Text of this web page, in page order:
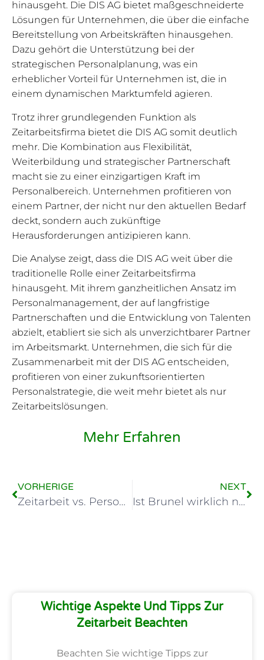
hinausgeht. Die DIS AG bietet maßgeschneiderte
Lösungen für Unternehmen, die über die einfache
Bereitstellung von Arbeitskräften hinausgehen.
Dazu gehört die Unterstützung bei der
strategischen Personalplanung, was ein
erheblicher Vorteil für Unternehmen ist, die in
einem dynamischen Marktumfeld agieren.
Trotz ihrer grundlegenden Funktion als
Zeitarbeitsfirma bietet die DIS AG somit deutlich
mehr. Die Kombination aus Flexibilität,
Weiterbildung und strategischer Partnerschaft
macht sie zu einer einzigartigen Kraft im
Personalbereich. Unternehmen profitieren von
einem Partner, der nicht nur den aktuellen Bedarf
deckt, sondern auch zukünftige
Herausforderungen antizipieren kann.
Die Analyse zeigt, dass die DIS AG weit über die
traditionelle Rolle einer Zeitarbeitsfirma
hinausgeht. Mit ihrem ganzheitlichen Ansatz im
Personalmanagement, der auf langfristige
Partnerschaften und die Entwicklung von Talenten
abzielt, etabliert sie sich als unverzichtbarer Partner
im Arbeitsmarkt. Unternehmen, die sich für die
Zusammenarbeit mit der DIS AG entscheiden,
profitieren von einer zukunftsorientierten
Personalstrategie, die weit mehr bietet als nur
Zeitarbeitslösungen.
Mehr Erfahren
VORHERIGE
Zeitarbeit vs. Personalvermittlung: Ein entscheidender Unterschied
NEXT
Ist Brunel wirklich nur eine Zeitarbeitsfirma?
Wichtige Aspekte Und Tipps Zur
Zeitarbeit Beachten
Beachten Sie wichtige Tipps zur